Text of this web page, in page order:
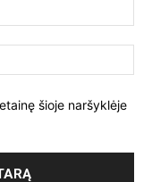
šioje naršyklėje